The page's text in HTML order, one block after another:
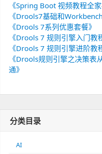
《Spring Boot 视频教程全家
《Drools7基础和
《Drools 7系列优惠套餐》
《Drools 7 规则引擎入门教
《Drools 7 规则引擎进阶教
《Drools规则引擎之决策表
通》
分类目录
AI